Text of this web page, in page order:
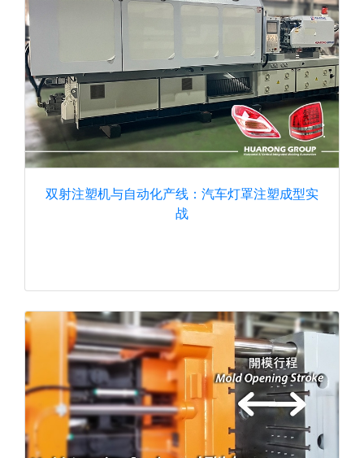
双射注塑机与自动化产线：汽车灯罩注塑成型实
战